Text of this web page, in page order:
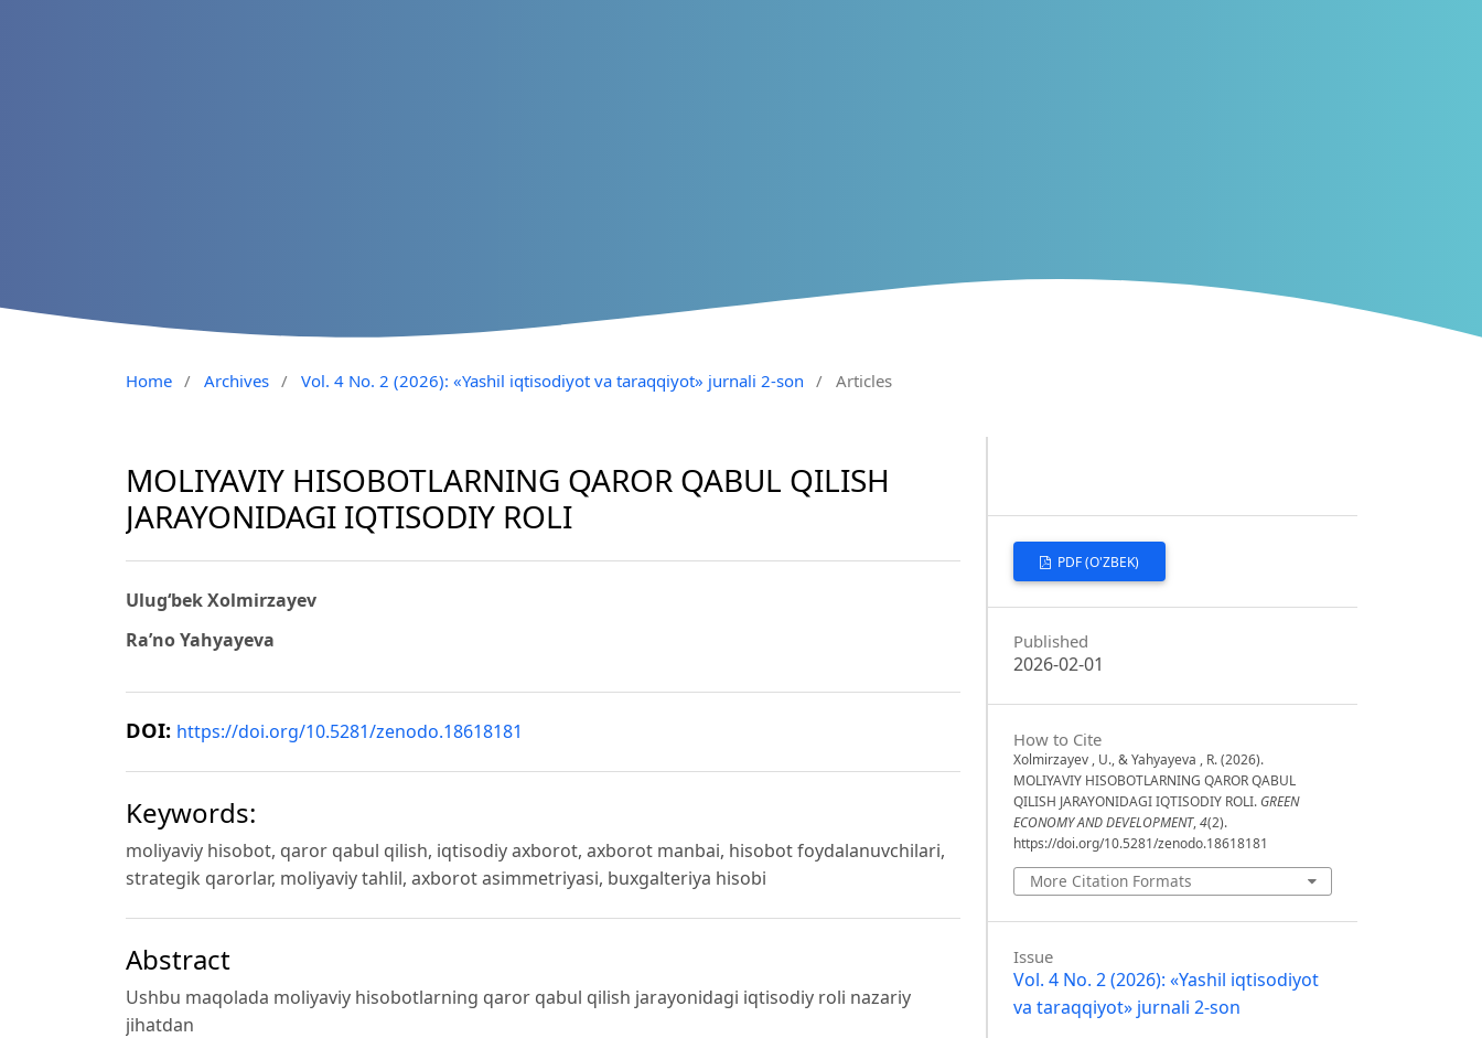
Home / Archives / Vol. 4 No. 2 (2026): «Yashil iqtisodiyot va taraqqiyot» jurnali 2-son / Articles
MOLIYAVIY HISOBOTLARNING QAROR QABUL QILISH
JARAYONIDAGI IQTISODIY ROLI
Ulug‘bek Xolmirzayev
Ra’no Yahyayeva
DOI: https://doi.org/10.5281/zenodo.18618181
Keywords:
moliyaviy hisobot, qaror qabul qilish, iqtisodiy axborot, axborot manbai, hisobot foydalanuvchilari,
strategik qarorlar, moliyaviy tahlil, axborot asimmetriyasi, buxgalteriya hisobi
Abstract
Ushbu maqolada moliyaviy hisobotlarning qaror qabul qilish jarayonidagi iqtisodiy roli nazariy
jihatdan
PDF (O'ZBEK)
Published
2026-02-01
How to Cite
Xolmirzayev , U., & Yahyayeva , R. (2026).
MOLIYAVIY HISOBOTLARNING QAROR QABUL
QILISH JARAYONIDAGI IQTISODIY ROLI. GREEN
ECONOMY AND DEVELOPMENT,4(2).
https://doi.org/10.5281/zenodo.18618181
More Citation Formats
Issue
Vol. 4 No. 2 (2026): «Yashil iqtisodiyot
va taraqqiyot» jurnali 2-son